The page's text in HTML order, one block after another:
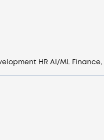
HR AI/ML Finance,